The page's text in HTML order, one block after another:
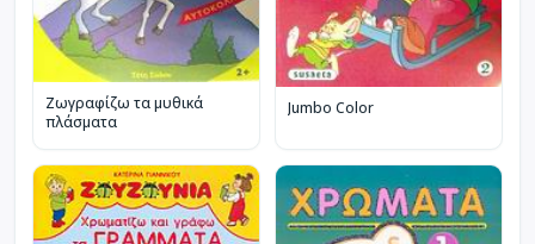
Ζωγραφίζω τα μυθικά
πλάσματα
Jumbo Color